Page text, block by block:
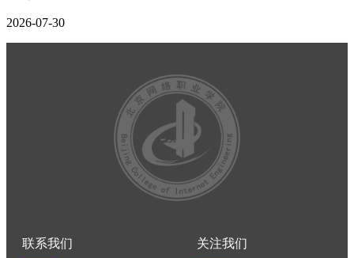
2026-07-30
联系我们 关注我们